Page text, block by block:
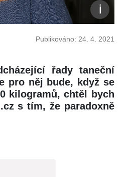
Publikováno: 24. 4. 2021
řady taneční
pro něj bude, když se
kilogramů, chtěl bych
s tím, že paradoxně